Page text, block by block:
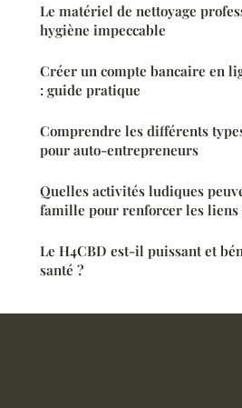
Le matériel de nettoyage
hygiène impeccable
Créer un compte bancaire en
: guide pratique
Comprendre les différents
pour auto-entrepreneurs
Quelles activités ludiques
famille pour renforcer les liens
Le H4CBD est-il puissant et
santé ?